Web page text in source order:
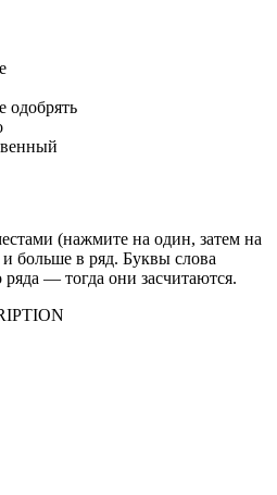
одобрять
(нажмите на один, затем на
больше в ряд. Буквы слова
— тогда они засчитаются.
IPTION